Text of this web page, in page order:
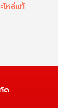
ไหล่แท้
ด